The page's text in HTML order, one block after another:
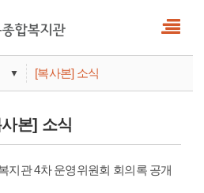
▼ [복사본] 소식
사본] 소식
지관 4차 운영위원회 회의록 공개